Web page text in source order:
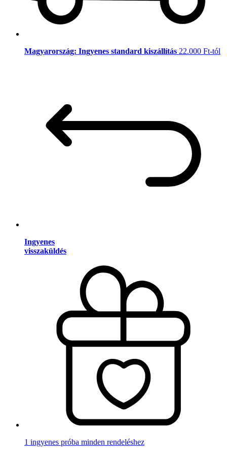
Magyarország: Ingyenes standard kiszállítás 22.000 Ft-tól
Ingyenes
visszaküldés
1 ingyenes próba minden rendeléshez